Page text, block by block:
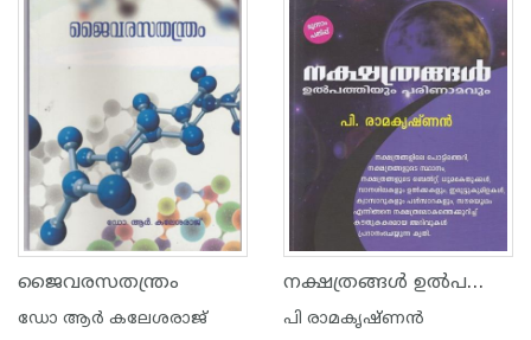
ജൈവരസതന്ത്രം
ഡോ ആര്‍ കലേശരാജ്
നക്ഷത്രങ്ങള്‍ ഉല്‍പത്തിയും പരിണാമവും
പി രാമകൃഷ്ണന്‍